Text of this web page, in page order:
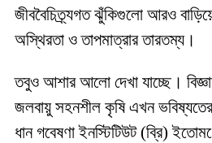
জীববৈচিত্র্যগত ঝুঁকিগুলো আরও
অস্থিরতা ও তাপমাত্রার তারতম্য।
তবুও আশার আলো দেখা যাচ্ছে।
জলবায়ু সহনশীল কৃষি এখন ভবিষ্যতের
ধান গবেষণা ইনস্টিটিউট (ব্রি)